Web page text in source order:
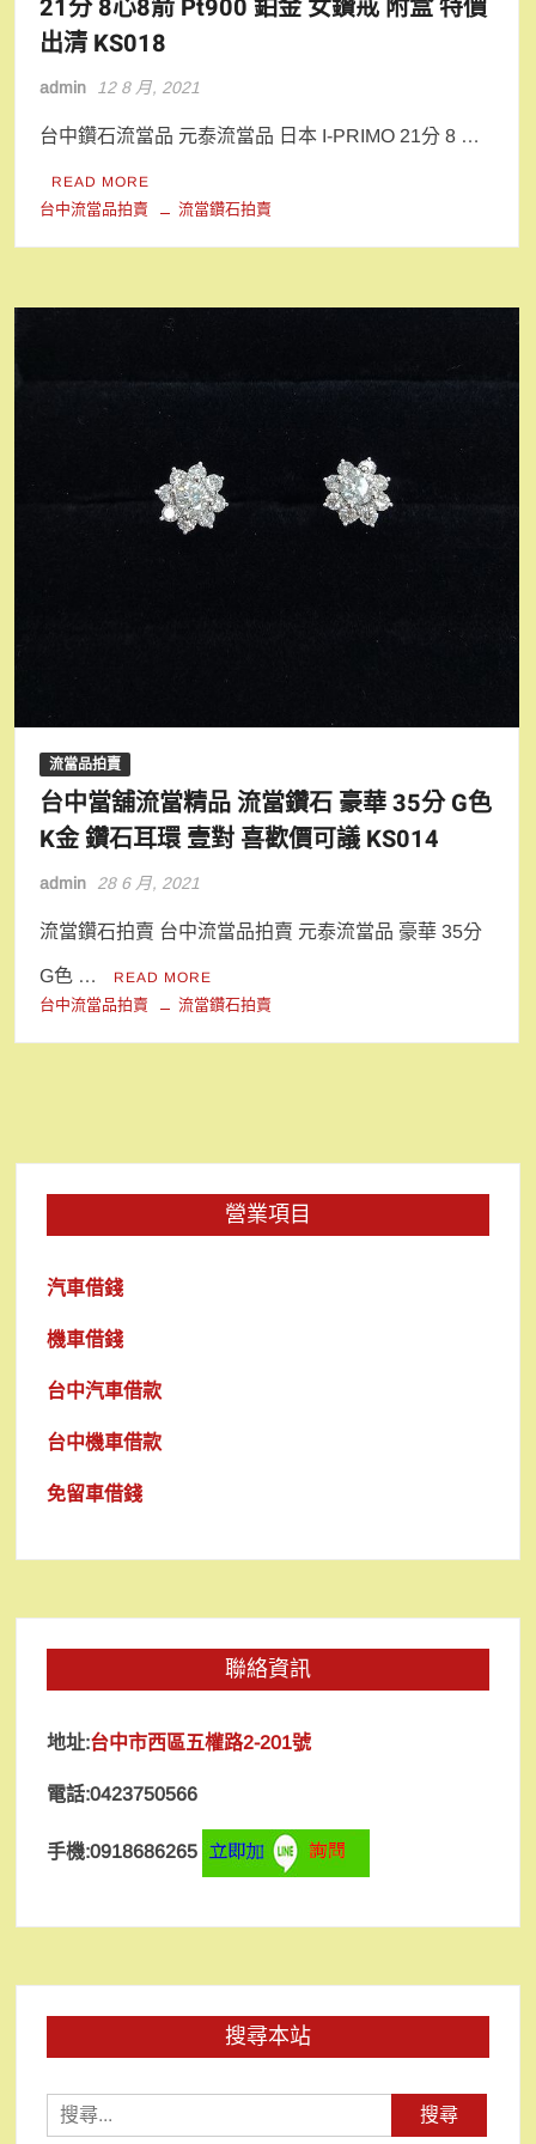
21分 8心8箭 Pt900 鉑金 女鑽戒 附盒 特價
出清 KS018
admin 12 8 月, 2021
台中鑽石流當品 元泰流當品 日本 I-PRIMO 21分 8 …
READ MORE
台中流當品拍賣 流當鑽石拍賣
流當品拍賣
台中當舖流當精品 流當鑽石 豪華 35分 G色
K金 鑽石耳環 壹對 喜歡價可議 KS014
admin 28 6 月, 2021
流當鑽石拍賣 台中流當品拍賣 元泰流當品 豪華 35分
G色 … READ MORE
台中流當品拍賣 流當鑽石拍賣
營業項目
汽車借錢
機車借錢
台中汽車借款
台中機車借款
免留車借錢
聯絡資訊
地址:台中市西區五權路2-201號
電話:0423750566
手機:0918686265
搜尋本站